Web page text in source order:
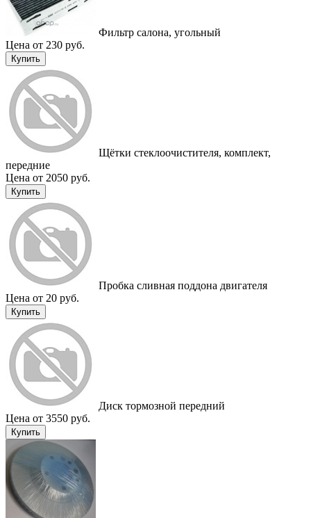
Фильтр салона, угольный
Цена от 230 руб.
Купить
Щётки стеклоочистителя, комплект,
передние
Цена от 2050 руб.
Купить
Пробка сливная поддона двигателя
Цена от 20 руб.
Купить
Диск тормозной передний
Цена от 3550 руб.
Купить